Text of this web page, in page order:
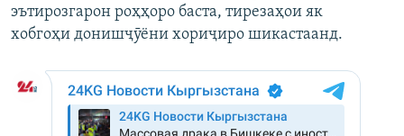
эътирозгарон роҳҳоро баста, тирезаҳои як
хобгоҳи донишҷӯёни хориҷиро шикастаанд.